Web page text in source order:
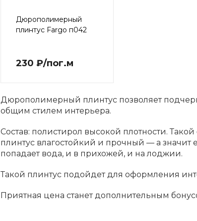
Дюрополимерный
плинтус Fargo п042
230 ₽/пог.м
Дюрополимерный плинтус позволяет
общим стилем интерьера.
Состав: полистирол высокой плотности.
плинтус влагостойкий и прочный — а значит
попадает вода, и в прихожей, и на лоджии.
Такой плинтус подойдет для оформления
Приятная цена станет дополнительным